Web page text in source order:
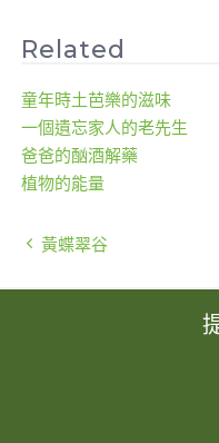
Related
童年時土芭樂的滋味
一個遺忘家人的老先生
爸爸的酗酒解藥
植物的能量
黃蝶翠谷